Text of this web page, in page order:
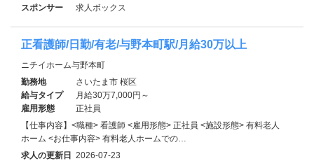
スポンサー
求人ボックス
正看護師/日勤/有老/与野本町駅/月給30万以上
ニチイホーム与野本町
勤務地
さいたま市 桜区
給与タイプ
月給30万7,000円～
雇用形態
正社員
【仕事内容】<職種> 看護師 <雇用形態> 正社員 <施設形態> 有料老人
ホーム <お仕事内容> 有料老人ホームでの…
求人の更新日 2026-07-23